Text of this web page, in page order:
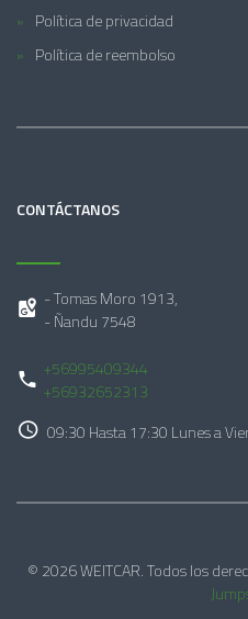
Política de privacidad
Política de reembolso
CONTÁCTANOS
- Tomas Moro 1913,
- Ñandu 7548
+56995409344
+56932652313
09:30 Hasta 17:30 Lunes a
© 2026 WEITCAR. Todos los